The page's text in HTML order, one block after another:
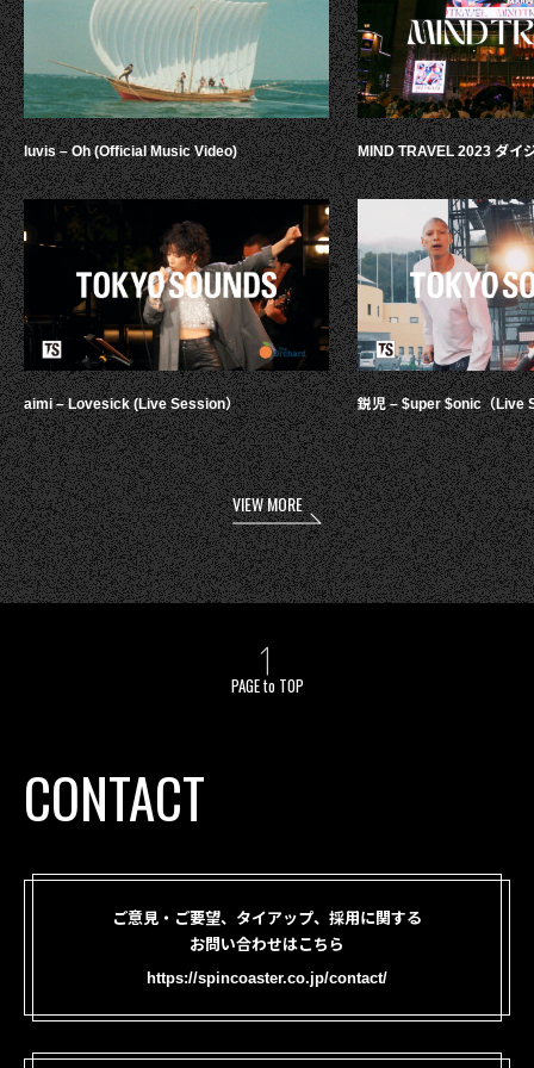
luvis – Oh (Official Music Video)
aimi – Lovesick (Live Session）
MIND TRAVEL 2023 ダイ
鋭児 – $uper $onic（Live
VIEW MORE
PAGE to TOP
CONTACT
ご意見・ご要望、タイアップ、採用に関する
お問い合わせはこちら
https://spincoaster.co.jp/contact/